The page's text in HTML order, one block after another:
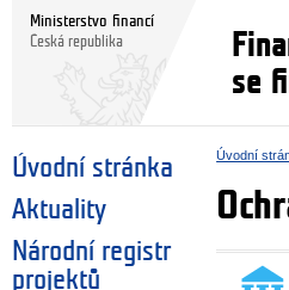
Ministerstvo financí
Česká republika
se
Úvodní stránka
Aktuality
Národní registr
projektů
Úvodní